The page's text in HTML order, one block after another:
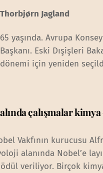
Thorbjørn Jagland
65 yaşında. Avrupa
Başkanı. Eski Dışişleri
dönemi için yeniden
çalışmalar kimya
Vakfının kurucusu
alanında Nobel’e
veriliyor. Birçok